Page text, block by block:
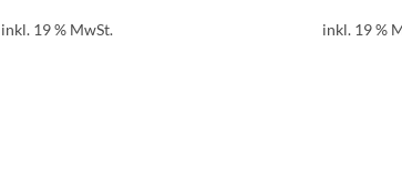
inkl. 19 % MwSt. inkl. 19 %